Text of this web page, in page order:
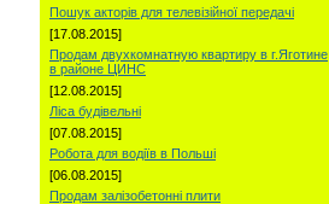
Пошук акторів для телевізійної передачі
[17.08.2015]
Продам двухкомнатную квартиру в г.Яготине
в районе ЦИНС
[12.08.2015]
Ліса будівельні
[07.08.2015]
Робота для водіїв в Польші
[06.08.2015]
Продам залізобетонні плити